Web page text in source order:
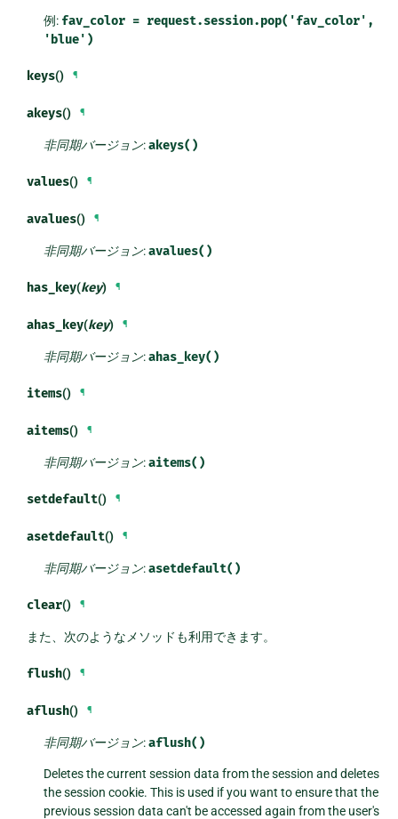
例: fav_color = request.session.pop('fav_color',
'blue')
keys() ¶
akeys() ¶
非同期バージョン:akeys()
values() ¶
avalues() ¶
非同期バージョン:avalues()
has_key(key) ¶
ahas_key(key) ¶
非同期バージョン:ahas_key()
items() ¶
aitems() ¶
非同期バージョン:aitems()
setdefault() ¶
asetdefault() ¶
非同期バージョン:asetdefault()
clear() ¶
また、次のようなメソッドも利用できます。
flush() ¶
aflush() ¶
非同期バージョン:aflush()
Deletes the current session data from the session and deletes
the session cookie. This is used if you want to ensure that the
previous session data can't be accessed again from the user's